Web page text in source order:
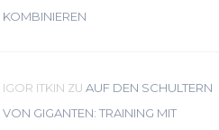
KOMBINIEREN
IGOR ITKIN ZU AUF DEN SCHULTERN
VON GIGANTEN: TRAINING MIT